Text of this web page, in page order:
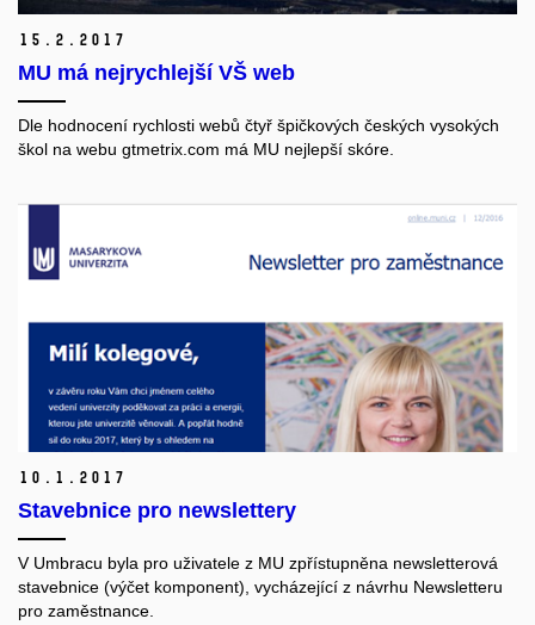
15. 2. 2017
MU má nejrychlejší VŠ web
Dle hodnocení rychlosti webů čtyř špičkových českých vysokých
škol na webu gtmetrix.com má MU nejlepší skóre.
10. 1. 2017
Stavebnice pro newslettery
V Umbracu byla pro uživatele z MU zpřístupněna newsletterová
stavebnice (výčet komponent), vycházející z návrhu Newsletteru
pro zaměstnance.